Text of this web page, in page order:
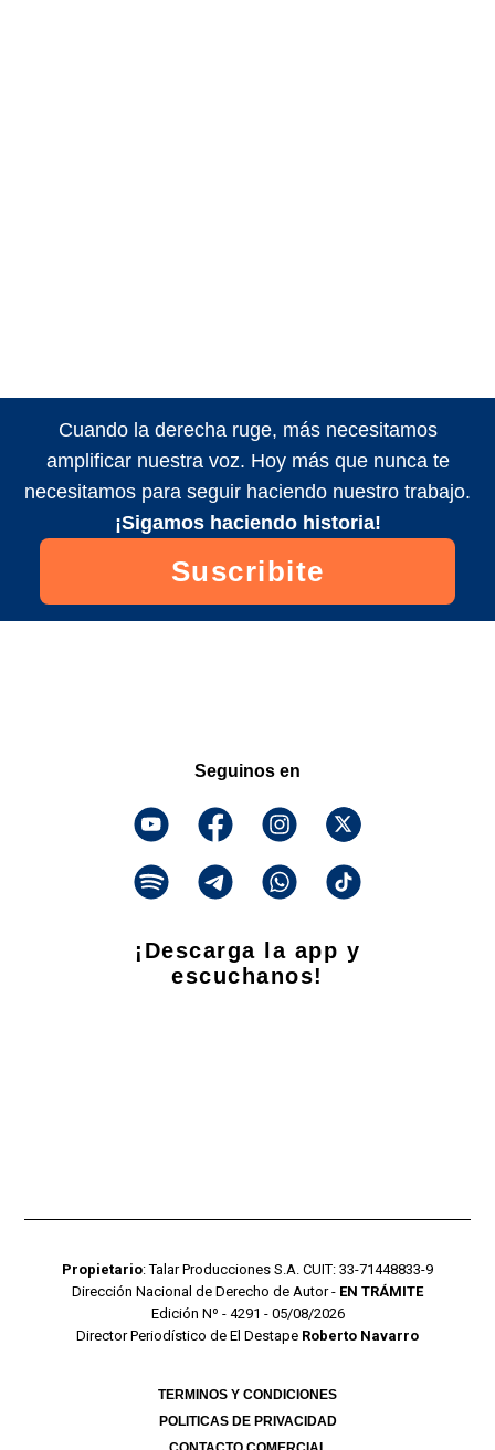
Cuando la derecha ruge, más necesitamos
amplificar nuestra voz. Hoy más que nunca te
necesitamos para seguir haciendo nuestro trabajo.
¡Sigamos haciendo historia!
Suscribite
Seguinos en
¡Descarga la app y
escuchanos!
Propietario: Talar Producciones S.A. CUIT: 33-71448833-9
Dirección Nacional de Derecho de Autor - EN TRÁMITE
Edición Nº - 4291 - 05/08/2026
Director Periodístico de El Destape Roberto Navarro
TERMINOS Y CONDICIONES
POLITICAS DE PRIVACIDAD